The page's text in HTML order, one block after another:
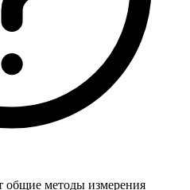
общие методы измерения